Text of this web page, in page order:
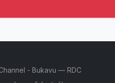
- Bukavu — RDC